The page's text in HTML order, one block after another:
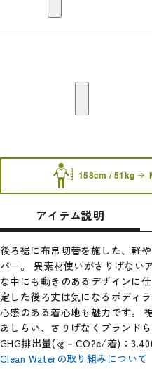
158cm / 51kg
アイテム説明
後ろ裾に布帛切替を施した、軽
バー。 異素材使いがさりげない
な中にも動きのあるデザインに
定した後ろ丈は気になるボディ
心感のある着心地も魅力です。
あしらい、さりげなくブランドら
GHG排出量(㎏－CO2e/着)：
Clean Waterの取り組みについて